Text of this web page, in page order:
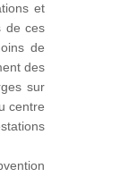
et
de ces
de
des
sur
centre